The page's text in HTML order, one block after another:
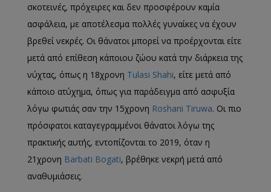
σκοτεινές, πρόχειρες και δεν προσφέρουν καμία
ασφάλεια, με αποτέλεσμα πολλές γυναίκες να έχουν
βρεθεί νεκρές. Οι θάνατοι μπορεί να προέρχονται είτε
μετά από επίθεση κάποιου ζώου κατά την διάρκεια της
νύχτας, όπως η 18χρονη Tulasi Shahi, είτε μετά από
κάποιο ατύχημα, όπως για παράδειγμα από ασφυξία
λόγω φωτιάς σαν την 15χρονη Roshani Tiruwa. Οι πιο
πρόσφατοι καταγεγραμμένοι θάνατοι λόγω της
πρακτικής αυτής, εντοπίζονται το 2019, όταν η
21χρονη Barbati Bogati, βρέθηκε νεκρή μετά από
αναθυμιάσεις.